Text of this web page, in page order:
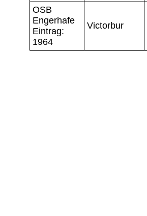
OSB
Engerhafe
Eintrag:
1964
Victorbur